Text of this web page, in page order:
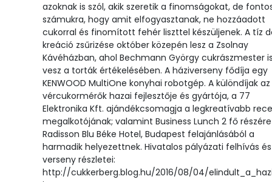
A vitamin (RAE):
99 micro
B6 vitamin:
0 mg
B12 Vitamin:
0 micro
E vitamin:
1 mg
C vitamin:
2 mg
D vitamin:
7 micro
K vitamin:
2 micro
azoknak is szól, akik szeretik a finomságokat, de
számukra, hogy amit elfogyasztanak, ne hozzáadott
cukorral és finomított fehér liszttel készüljenek. A tíz
kreáció zsűrizése október közepén lesz a Zsolnay
Kávéházban, ahol Bechmann György cukrászmester
vesz a torták értékelésében. A háziverseny fődíja egy
KENWOOD MultiOne konyhai robotgép. A különdíjak
vércukormérők hazai fejlesztője és gyártója, a 77
Elektronika Kft. ajándékcsomagja a legkreatívabb
megalkotójának; valamint Business Lunch 2 fő
Radisson Blu Béke Hotel, Budapest felajánlásából a
harmadik helyezettnek. Hivatalos pályázati felhívás
verseny részletei:
http://cukkerberg.blog.hu/2016/08/04/